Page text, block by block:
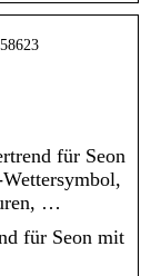
für Seon
…
für Seon mit